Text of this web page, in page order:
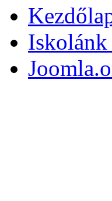
Iskolánk